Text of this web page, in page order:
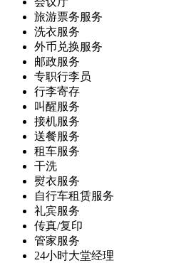
旅游票务服务
洗衣服务
外币兑换服务
邮政服务
专职行李员
行李寄存
叫醒服务
接机服务
送餐服务
租车服务
干洗
熨衣服务
自行车租赁服务
礼宾服务
传真/复印
管家服务
24小时大堂经理